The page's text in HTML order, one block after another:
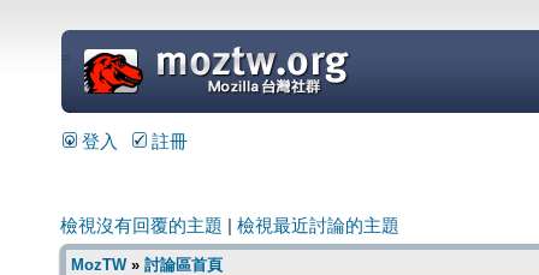
=
登入 註冊
檢視沒有回覆的主題 檢視最近討論的主題
MozTW» 討論區首頁